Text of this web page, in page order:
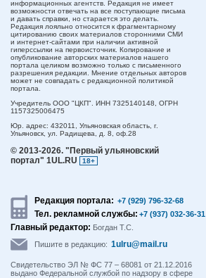
информационных агентств. Редакция не имеет
возможности отвечать на все поступающие письма
и давать справки, но старается это делать.
Редакция лояльно относится к фрагментарному
цитированию своих материалов сторонними СМИ
и интернет-сайтами при наличии активной
гиперссылки на первоисточник. Копирование и
опубликование авторских материалов нашего
портала целиком возможно только с письменного
разрешения редакции. Мнение отдельных авторов
может не совпадать с редакционной политикой
портала.
Учредитель ООО "ЦКП". ИНН 7325140148, ОГРН
1157325006475
Юр. адрес: 432011, Ульяновская область, г.
Ульяновск, ул. Радищева, д. 8, оф.28
© 2013-2026. "Первый ульяновский
портал" 1UL.RU
18+
Редакция портала: +7 (929) 796-32-68
Тел. рекламной службы: +7 (937) 032-36-31
Главный редактор: Богдан Т.С.
Пишите в редакцию: 1ulru@mail.ru
Свидетельство ЭЛ № ФС 77 – 68081 от 21.12.2016
выдано Федеральной службой по надзору в сфере